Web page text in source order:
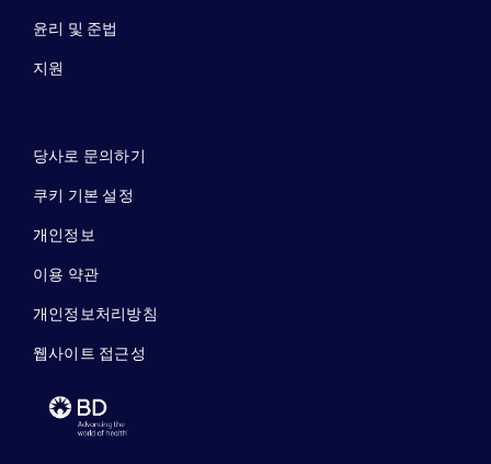
윤리 및 준법
지원
당사로 문의하기
쿠키 기본 설정
개인정보
이용 약관
개인정보처리방침
웹사이트 접근성